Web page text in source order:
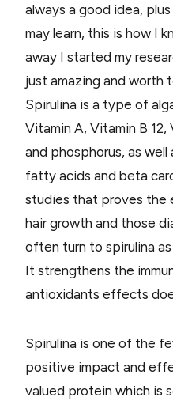
always a good idea,
may learn, this is how I
away I started my
just amazing and worth
Spirulina is a type of
Vitamin A, Vitamin B 12,
and phosphorus, as well
fatty acids and beta
studies that proves the
hair growth and those
often turn to spirulina
It strengthens the
antioxidants effects
Spirulina is one of the
positive impact and
valued protein which is